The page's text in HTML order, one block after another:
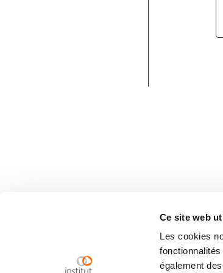
Ce site web
Les cookies
également